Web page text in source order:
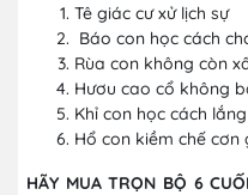
Tê giác cư xử lịch sự
Báo con học cách
Rùa con không còn
Hươu cao cổ không
Khỉ con học cách
Hổ con kiềm chế cơn
HÃY MUA TRỌN BỘ 6